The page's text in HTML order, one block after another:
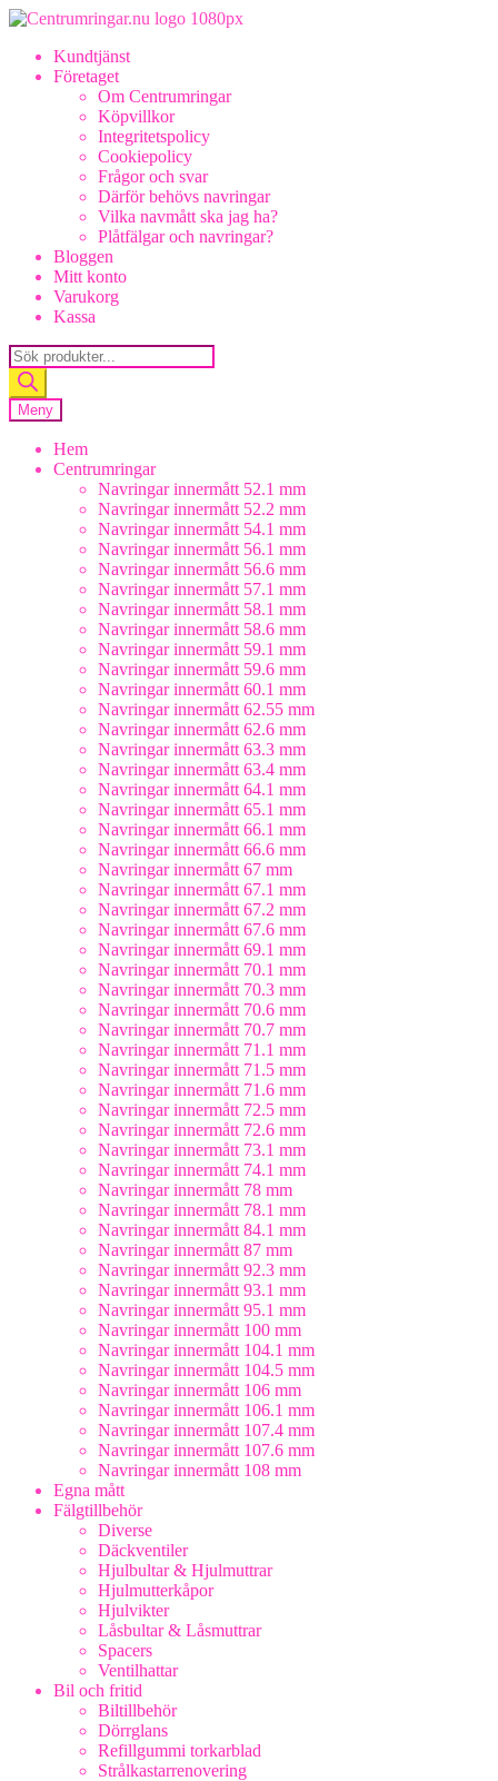
Hoppa
navigering
Hoppa
innehållKundtjänst
Företaget
Om Centrumringar
Köpvillkor
Integritetspolicy
Cookiepolicy
Frågor och svar
Därför behövs navringar
Vilka navmått ska jag ha?
Plåtfälgar och navringar?
Bloggen
Mitt konto
Varukorg
Kassa
Products
search
Meny
Hem
Centrumringar
Navringar innermått 52.1 mm
Navringar innermått 52.2 mm
Navringar innermått 54.1 mm
Navringar innermått 56.1 mm
Navringar innermått 56.6 mm
Navringar innermått 57.1 mm
Navringar innermått 58.1 mm
Navringar innermått 58.6 mm
Navringar innermått 59.1 mm
Navringar innermått 59.6 mm
Navringar innermått 60.1 mm
Navringar innermått 62.55 mm
Navringar innermått 62.6 mm
Navringar innermått 63.3 mm
Navringar innermått 63.4 mm
Navringar innermått 64.1 mm
Navringar innermått 65.1 mm
Navringar innermått 66.1 mm
Navringar innermått 66.6 mm
Navringar innermått 67 mm
Navringar innermått 67.1 mm
Navringar innermått 67.2 mm
Navringar innermått 67.6 mm
Navringar innermått 69.1 mm
Navringar innermått 70.1 mm
Navringar innermått 70.3 mm
Navringar innermått 70.6 mm
Navringar innermått 70.7 mm
Navringar innermått 71.1 mm
Navringar innermått 71.5 mm
Navringar innermått 71.6 mm
Navringar innermått 72.5 mm
Navringar innermått 72.6 mm
Navringar innermått 73.1 mm
Navringar innermått 74.1 mm
Navringar innermått 78 mm
Navringar innermått 78.1 mm
Navringar innermått 84.1 mm
Navringar innermått 87 mm
Navringar innermått 92.3 mm
Navringar innermått 93.1 mm
Navringar innermått 95.1 mm
Navringar innermått 100 mm
Navringar innermått 104.1 mm
Navringar innermått 104.5 mm
Navringar innermått 106 mm
Navringar innermått 106.1 mm
Navringar innermått 107.4 mm
Navringar innermått 107.6 mm
Navringar innermått 108 mm
Egna mått
Fälgtillbehör
Diverse
Däckventiler
Hjulbultar & Hjulmuttrar
Hjulmutterkåpor
Hjulvikter
Låsbultar & Låsmuttrar
Spacers
Ventilhattar
Bil och fritid
Biltillbehör
Dörrglans
Refillgummi torkarblad
Strålkastarrenovering